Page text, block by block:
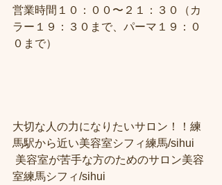
営業時間１０：００〜２１：３０（カ
ラー１９：３０まで、パーマ１９：０
０まで）
大切な人の力になりたいサロン！！練
馬駅から近い美容室シフィ練馬/sihui
室練馬シフィ/sihui